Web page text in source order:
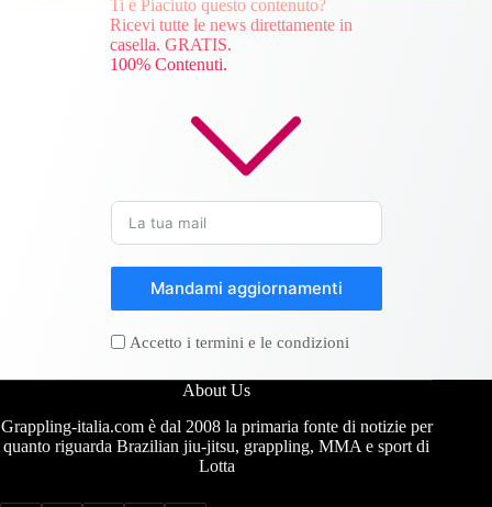
Ti è Piaciuto questo contenuto?
Ricevi tutte le news direttamente in
casella. GRATIS.
100% Contenuti.
Mandami aggiornamenti
Accetto i termini e le condizioni
About Us
Grappling-italia.com è dal 2008 la primaria fonte di notizie per
quanto riguarda Brazilian jiu-jitsu, grappling, MMA e sport di
Lotta